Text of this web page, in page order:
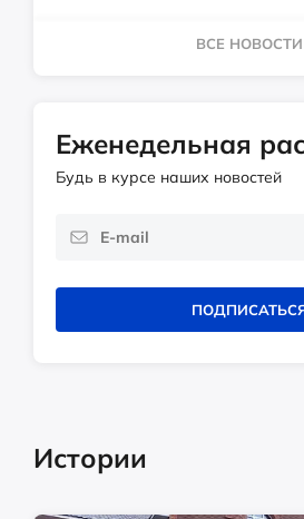
ВСЕ НОВОСТИ
Еженедельная
Будь в курсе наших новостей
Истории